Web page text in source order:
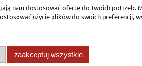
nam dostosować ofertę do Twoich potrzeb.
użycie plików do swoich preferencji,
zaakceptuj wszystkie